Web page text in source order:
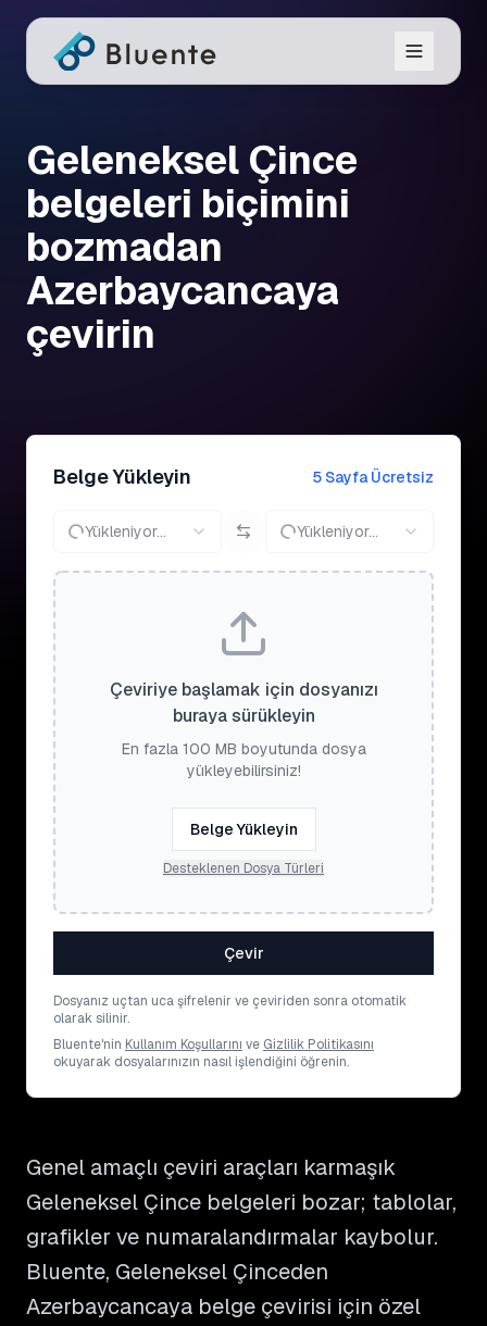
Geleneksel Çince
belgeleri biçimini
bozmadan
Azerbaycancaya
çevirin
Belge Yükleyin 5 Sayfa Ücretsiz
Yükleniyor... Yükleniyor...
Çeviriye başlamak için dosyanızı
buraya sürükleyin
En fazla 100 MB boyutunda dosya
yükleyebilirsiniz!
Belge Yükleyin
Desteklenen Dosya Türleri
Çevir
Dosyanız uçtan uca şifrelenir ve çeviriden sonra otomatik
olarak silinir.
Bluente'nin Kullanım Koşullarını ve Gizlilik Politikasını
okuyarak dosyalarınızın nasıl işlendiğini öğrenin.
Genel amaçlı çeviri araçları karmaşık
Geleneksel Çince belgeleri bozar; tablolar,
grafikler ve numaralandırmalar kaybolur.
Bluente, Geleneksel Çinceden
Azerbaycancaya belge çevirisi için özel